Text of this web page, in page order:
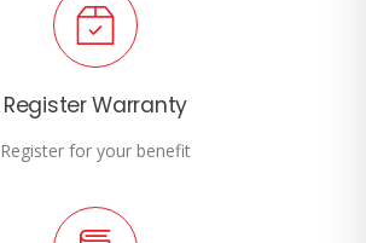
Register Warranty
Register for your benefit